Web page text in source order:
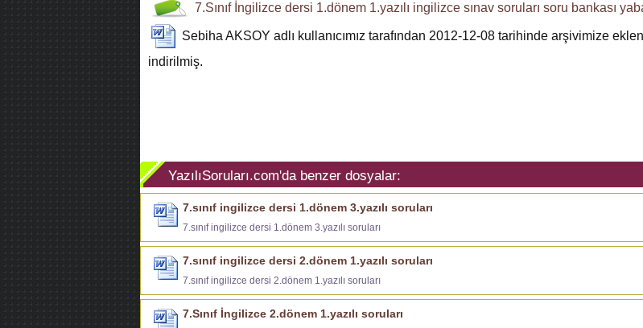
7.Sınıf İngilizce dersi 1.dönem 1.yazılı ingilizce sınav soruları soru bankası
Sebiha AKSOY adlı kullanıcımız tarafından 2012-12-08 tarihinde arşivimize
indirilmiş.
YazılıSoruları.com'da benzer dosyalar:
7.sınıf ingilizce dersi 1.dönem 3.yazılı soruları
7.sınıf ingilizce dersi 1.dönem 3.yazılı soruları
7.sınıf ingilizce dersi 2.dönem 1.yazılı soruları
7.sınıf ingilizce dersi 2.dönem 1.yazılı soruları
7.Sınıf İngilizce 2.dönem 1.yazılı soruları